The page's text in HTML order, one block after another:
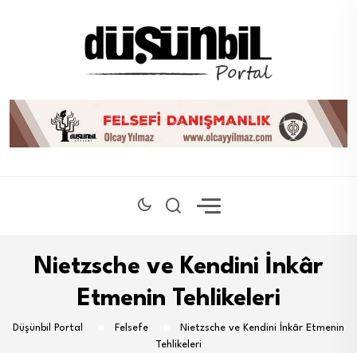
Nietzsche ve Kendini İnkâr
Etmenin Tehlikeleri
Düşünbil Portal Felsefe
Nietzsche ve Kendini İnkâr Etmenin
Tehlikeleri